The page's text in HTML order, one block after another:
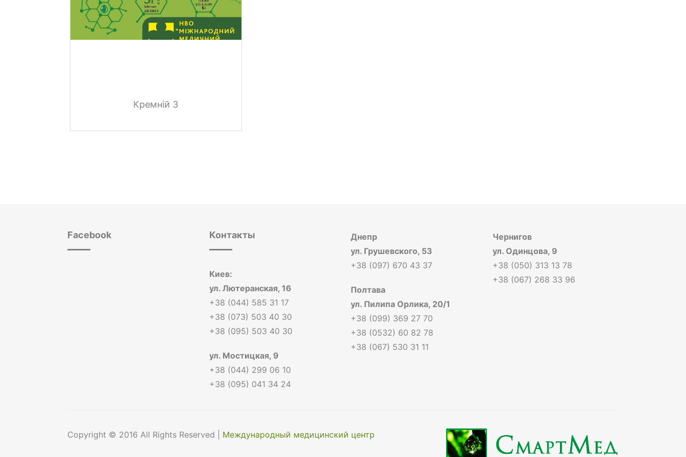
Кремній 3
Facebook Контакты
Киев:
ул. Лютеранская, 16
+38 (044) 585 31 17
+38 (073) 503 40 30
+38 (095) 503 40 30
ул. Мостицкая, 9
+38 (044) 299 06 10
+38 (095) 041 34 24
Днепр
ул. Грушевского, 53
+38 (097) 670 43 37
Полтава
ул. Пилипа Орлика, 20/1
+38 (099) 369 27 70
+38 (0532) 60 82 78
+38 (067) 530 31 11
Чернигов
ул. Одинцова, 9
+38 (050) 313 13 78
+38 (067) 268 33 96
Copyright © 2016 All Rights Reserved | Международный медицинский центр